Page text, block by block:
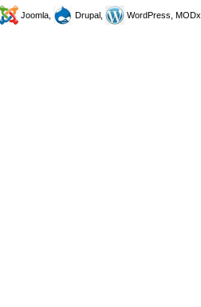
Joomla, Drupal, WordPress, MODx.